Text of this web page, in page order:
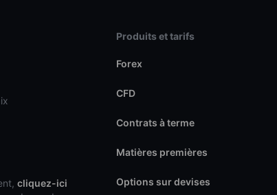
cliquez-ici
Produits et tarifs
Forex
CFD
Contrats à terme
Matières premières
Options sur devises